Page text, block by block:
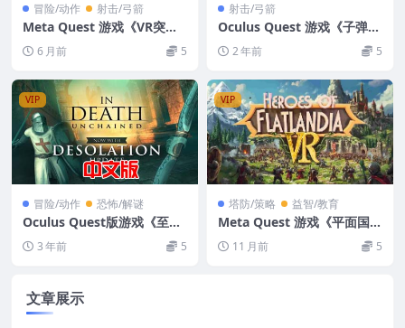
冒险/动作 射击/弓箭
Meta Quest 游戏《VR突击
队：街机射击游戏》VR Com
mando: Arcade Shooter
6 月前 5
射击/弓箭
Oculus Quest 游戏《子弹时
间VR》Bullet Time VR
2 年前 5
VIP
冒险/动作 恐怖/解谜
Oculus Quest版游戏《至死
亡：解脱VR》In Death: Unc
hained VR游戏破解版下载
3 年前 5
VIP
塔防/策略 益智/教育
Meta Quest 游戏《平面国英
雄 VR》Heroes of Flatlandi
a VR11 月前 5
文章展示